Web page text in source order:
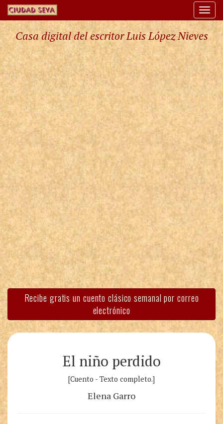
Casa digital del escritor Luis López Nieves
Recibe gratis un cuento clásico semanal por correo
electrónico
El niño perdido
[Cuento - Texto completo.]
Elena Garro